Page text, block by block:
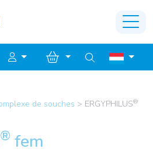
de souches > ERGYPHILUS®
® fem